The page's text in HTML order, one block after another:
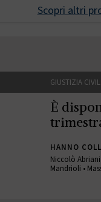
Scopri altri
GIUSTIZIA
È
HANNO
Niccolò Abriani
Mandrioli •